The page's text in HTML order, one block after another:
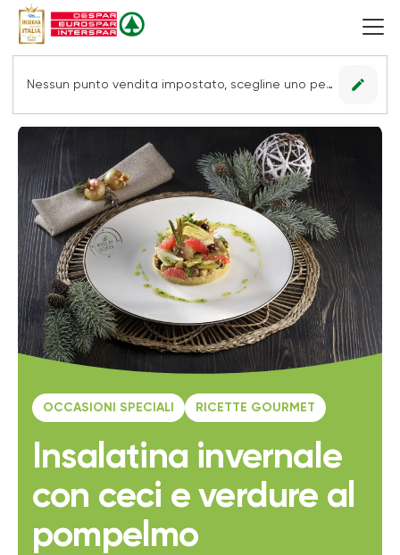
Nessun punto vendita impostato, scegline uno per vedere le offerte. edit
OCCASIONI SPECIALI RICETTE GOURMET
Insalatina invernale
con ceci e verdure al
pompelmo